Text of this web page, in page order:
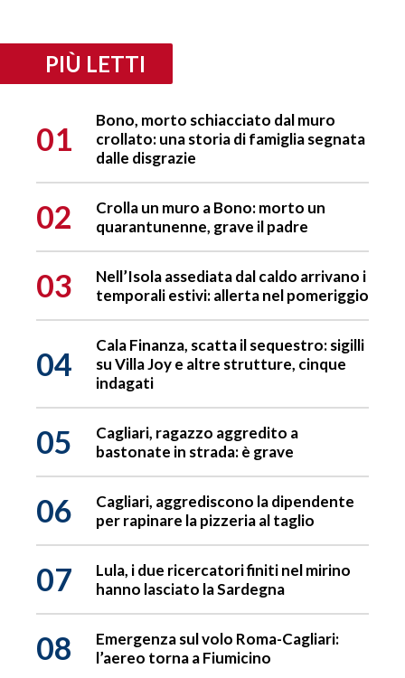
PIÙ LETTI
01
Bono, morto schiacciato dal muro
crollato: una storia di famiglia segnata
dalle disgrazie
02
Crolla un muro a Bono: morto un
quarantunenne, grave il padre
03
Nell’Isola assediata dal caldo arrivano i
temporali estivi: allerta nel pomeriggio
04
Cala Finanza, scatta il sequestro: sigilli
su Villa Joy e altre strutture, cinque
indagati
05
Cagliari, ragazzo aggredito a
bastonate in strada: è grave
06
Cagliari, aggrediscono la dipendente
per rapinare la pizzeria al taglio
07
Lula, i due ricercatori finiti nel mirino
hanno lasciato la Sardegna
08
Emergenza sul volo Roma-Cagliari:
l’aereo torna a Fiumicino